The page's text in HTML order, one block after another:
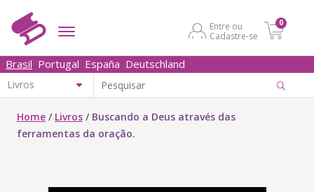
Entre ou
Cadastre-se
0
Brasil Portugal España Deutschland
Home / Livros / Buscando a Deus através das
ferramentas da oração.